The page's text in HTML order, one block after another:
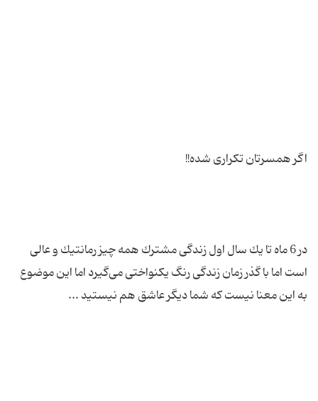
در 6 ماه تا یك سال اول زندگی مشترك همه چیز رمانتیك و عالی
است اما با گذر زمان زندگی رنگ یكنواختی می‌گیرد اما این موضوع